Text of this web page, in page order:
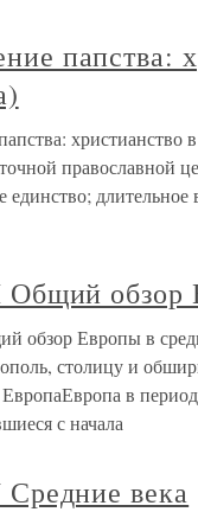
папства:
христианство
православной
единство;
Общий обзор
обзор Европы в
столицу и
ЕвропаЕвропа в
с начала
века